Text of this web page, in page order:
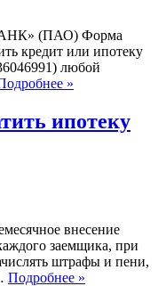
(ПАО) Форма
кредит или ипотеку
любой
»
оплатить
ипотеку
внесение
заемщика, при
штрафы и пени,
Подробнее »